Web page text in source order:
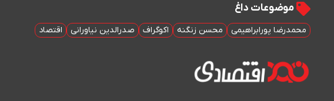
موضوعات داغ
محمدرضا پورابراهیمی محسن زنگنه اکوگراف صدرالدین نیاورانی اقتصاد